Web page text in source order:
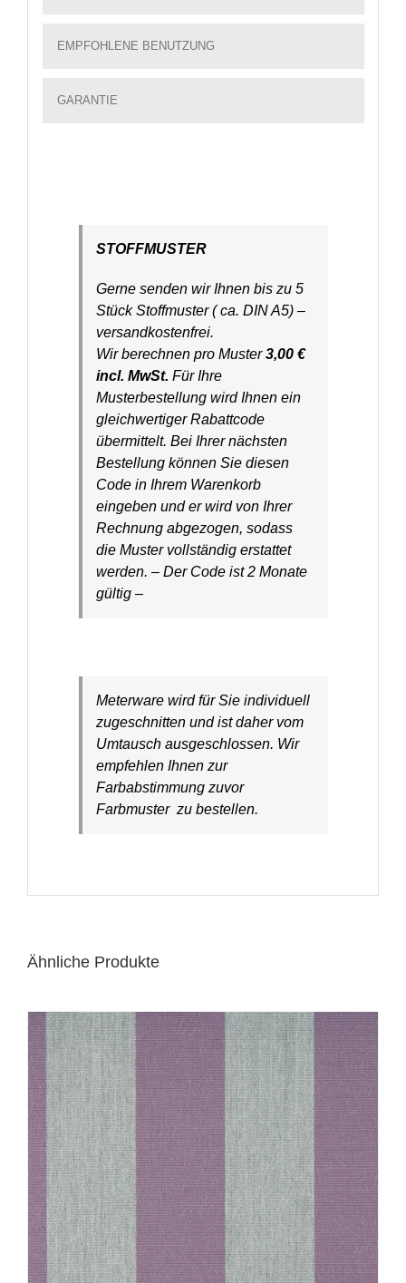
EMPFOHLENE BENUTZUNG
GARANTIE
STOFFMUSTER
Gerne senden wir Ihnen bis zu 5
Stück Stoffmuster ( ca. DIN A5) –
versandkostenfrei.
Wir berechnen pro Muster3,00 €
incl. MwSt. Für Ihre
Musterbestellung wird Ihnen ein
gleichwertiger Rabattcode
übermittelt. Bei Ihrer nächsten
Bestellung können Sie diesen
Code in Ihrem Warenkorb
eingeben und er wird von Ihrer
Rechnung abgezogen, sodass
die Muster vollständig erstattet
werden. – Der Code ist 2 Monate
gültig –
Meterware wird für Sie individuell
zugeschnitten und ist daher vom
Umtausch ausgeschlossen. Wir
empfehlen Ihnen zur
Farbabstimmung zuvor
Farbmuster zu bestellen.
Ähnliche Produkte